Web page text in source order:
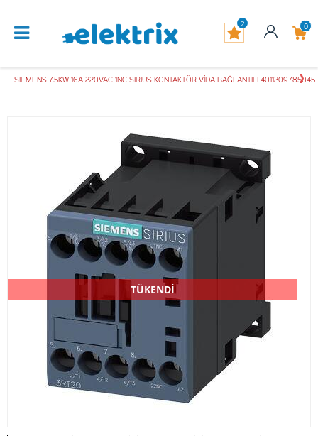
0
2
SIEMENS 7.5KW 16A 220VAC 1NC SIRIUS KONTAKTÖR VİDA BAĞLANTILI 4011209785045
TÜKENDİ